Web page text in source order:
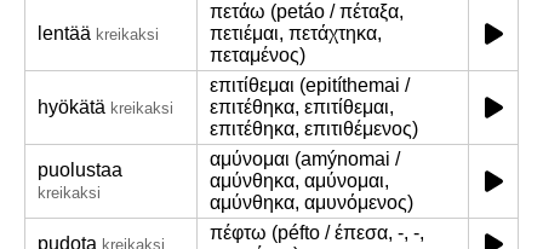
lentää kreikaksi
πετάω (petáo / πέταξα,
πετιέμαι, πετάχτηκα,
πεταμένος)
hyökätä kreikaksi
επιτίθεμαι (epitíthemai /
επιτέθηκα, επιτίθεμαι,
επιτέθηκα, επιτιθέμενος)
puolustaa
kreikaksi
αμύνομαι (amýnomai /
αμύνθηκα, αμύνομαι,
αμύνθηκα, αμυνόμενος)
pudota kreikaksi
πέφτω (péfto / έπεσα, -, -,